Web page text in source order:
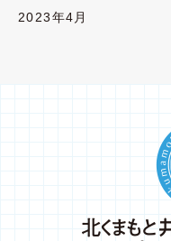
2023年4月